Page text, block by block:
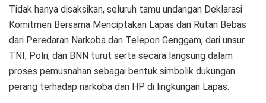
Tidak hanya disaksikan, seluruh tamu undangan Deklarasi
Komitmen Bersama Menciptakan Lapas dan Rutan Bebas
dari Peredaran Narkoba dan Telepon Genggam, dari unsur
TNI, Polri, dan BNN turut serta secara langsung dalam
proses pemusnahan sebagai bentuk simbolik dukungan
perang terhadap narkoba dan HP di lingkungan Lapas.